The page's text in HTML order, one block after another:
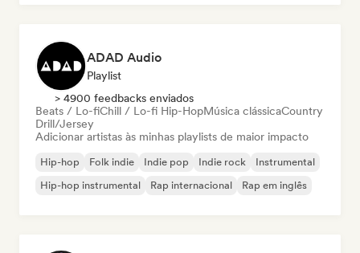
ADAD Audio
Playlist
> 4900 feedbacks enviados
Beats / Lo-fiChill / Lo-fi Hip-HopMúsica clássicaCountry
Drill/Jersey
Adicionar artistas às minhas playlists de maior impacto
Hip-hop Folk indie Indie pop Indie rock
Instrumental
Hip-hop instrumental
Rap internacional Rap em inglês